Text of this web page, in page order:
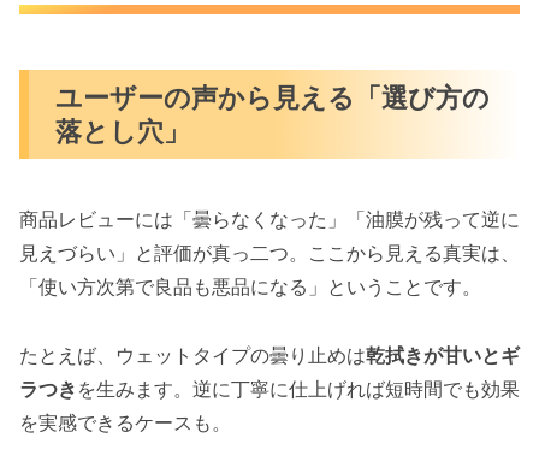
ユーザーの声から見える「選び方の
落とし穴」
商品レビューには「曇らなくなった」「油膜が残って逆に
見えづらい」と評価が真っ二つ。ここから見える真実は、
「使い方次第で良品も悪品になる」ということです。
たとえば、ウェットタイプの曇り止めは乾拭きが甘いとギ
ラつき を生みます。逆に丁寧に仕上げれば短時間でも効果
を実感できるケースも。